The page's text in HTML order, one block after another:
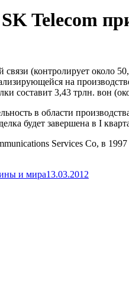
Telecom
(контролирует около
на
составит 3,43 трлн. вон
в области
будет завершена в I
Services Co, в
и мира13.03.2012